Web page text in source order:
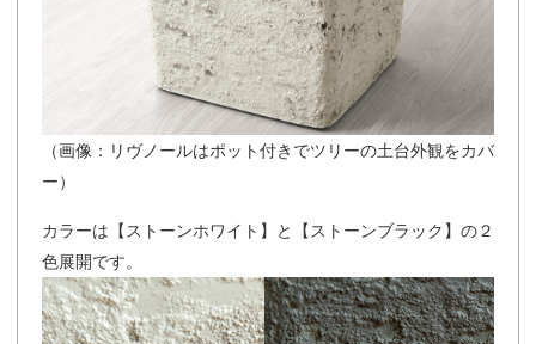
（画像：リヴノールはポット付きでツリーの土台外観をカバ
ー）
カラーは【ストーンホワイト】と【ストーンブラック】の２
色展開です。